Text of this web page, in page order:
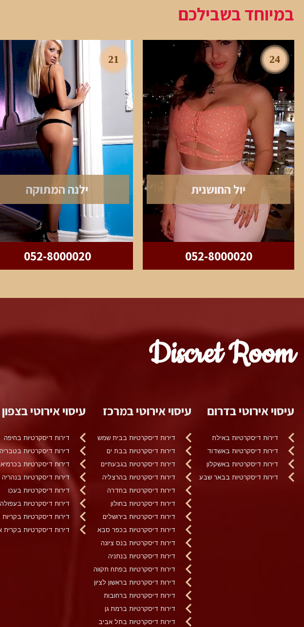
במיוחד בשבילכם
24
יול החושנית
052-8000020
21
ילנה המתוקה
052-8000020
Discret Room
עיסוי אירוטי בדרום
דירות דיסקרטיות באילת
דירות דיסקרטיות באשדוד
דירות דיסקרטיות באשקלון
דירות דיסקרטיות בבאר שבע
עיסוי אירוטי במרכז
דירות דיסקרטיות בבית שמש
דירות דיסקרטיות בבת ים
דירות דיסקרטיות בגבעתיים
דירות דיסקרטיות בהרצליה
דירות דיסקרטיות בחדרה
דירות דיסקרטיות בחולון
דירות דיסקרטיות בירושלים
דירות דיסקרטיות בכפר סבא
דירות דיסקרטיות בנס ציונה
דירות דיסקרטיות בנתניה
דירות דיסקרטיות בפתח תקווה
דירות דיסקרטיות בראשון לציון
דירות דיסקרטיות ברחובות
דירות דיסקרטיות ברמת גן
דירות דיסקרטיות בתל אביב
עיסוי אירוטי בצפון
דירות דיסקרטיות בחיפה
דירות דיסקרטיות בטבריה
דירות דיסקרטיות
דירות דיסקרטיות בנהריה
דירות דיסקרטיות בעכו
דירות דיסקרטיות בעפולה
דירות דיסקרטיות בקריות
דירות דיסקרטיות בקרית